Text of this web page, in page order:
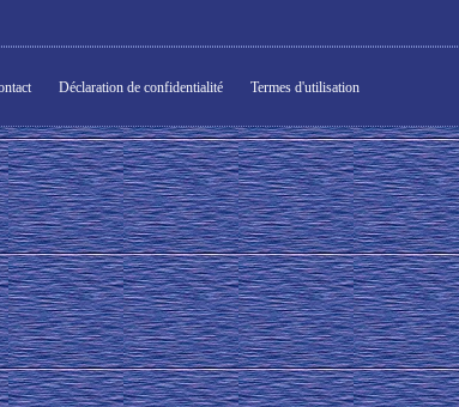
Déclaration de confidentialité Termes d'utilisation